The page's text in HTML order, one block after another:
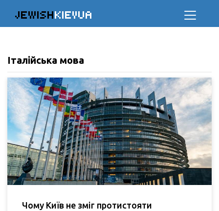
JEWISHKIEVUA
Італійська мова
Чому Київ не зміг протистояти